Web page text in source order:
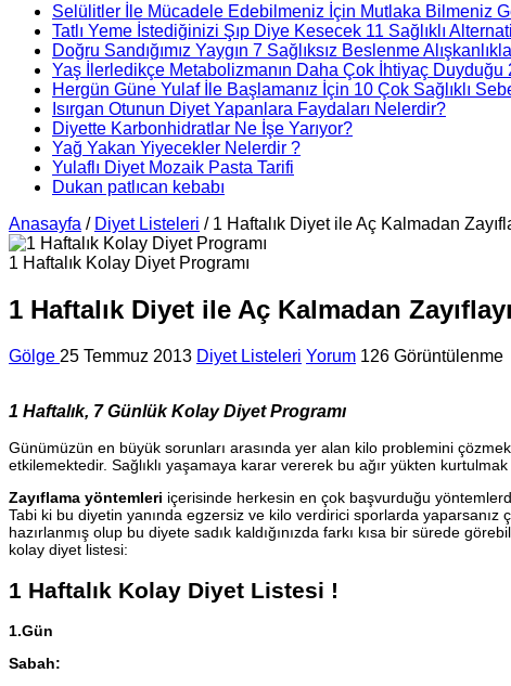
Selülitler İle Mücadele Edebilmeniz İçin Mutlaka Bilmeniz
Tatlı Yeme İstediğinizi Şıp Diye Kesecek 11 Sağlıklı
Doğru Sandığımız Yaygın 7 Sağlıksız Beslenme
Yaş İlerledikçe Metabolizmanın Daha Çok İhtiyaç Duyduğu
Hergün Güne Yulaf İle Başlamanız İçin 10 Çok Sağlıklı
Isırgan Otunun Diyet Yapanlara Faydaları Nelerdir?
Diyette Karbonhidratlar Ne İşe Yarıyor?
Yağ Yakan Yiyecekler Nelerdir ?
Yulaflı Diyet Mozaik Pasta Tarifi
Dukan patlıcan kebabı
Anasayfa / Diyet Listeleri / 1 Haftalık Diyet ile Aç Kalmadan
1 Haftalık Kolay Diyet Programı
1 Haftalık Diyet ile Aç Kalmadan
Gölge 25 Temmuz 2013 Diyet Listeleri Yorum 126 Görüntülenme
1 Haftalık, 7 Günlük Kolay Diyet Programı
Günümüzün en büyük sorunları arasında yer alan kilo problemini
etkilemektedir. Sağlıklı yaşamaya karar vererek bu ağır yükten
Zayıflama yöntemleri içerisinde herkesin en çok başvurduğu
Tabi ki bu diyetin yanında egzersiz ve kilo verdirici sporlarda yaparsanız
hazırlanmış olup bu diyete sadık kaldığınızda farkı kısa bir sürede
kolay diyet listesi:
1 Haftalık Kolay Diyet Listesi !
1.Gün
Sabah: